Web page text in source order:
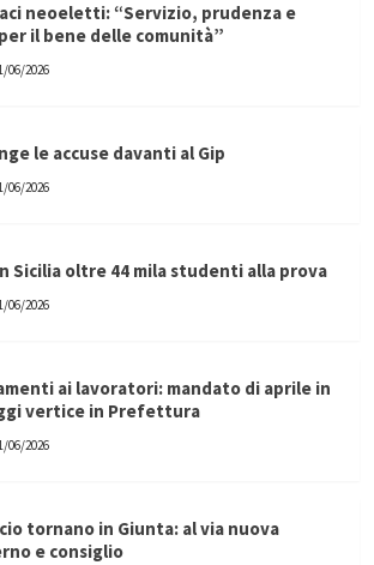
neoeletti: “Servizio, prudenza e
il bene delle comunità”
06/2026
le accuse davanti al Gip
06/2026
Sicilia oltre 44 mila studenti alla prova
06/2026
ai lavoratori: mandato di aprile in
vertice in Prefettura
06/2026
tornano in Giunta: al via nuova
e consiglio